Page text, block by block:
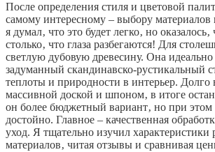
После определения стиля и цветовой
самому интересному – выбору материалов
я думал‚ что это будет легко‚ но
столько‚ что глаза разбегаются! Для
светлую дубовую древесину. Она идеально
задуманный скандинавско-рустикальный
теплоты и природности в интерьер.
массивной доской и шпоном‚ в итоге
он более бюджетный вариант‚ но при этом
достойно. Главное – качественная
уход. Я тщательно изучил характеристики
материалов‚ читая отзывы и сравнивая